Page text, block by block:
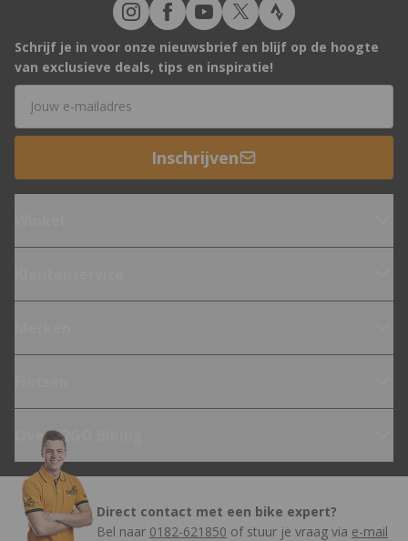
Schrijf je in voor onze nieuwsbrief en blijf op de hoogte
van exclusieve deals, tips en inspiratie!
E-mailadres
Inschrijven
Over 12GO Biking
Direct contact met een bike expert?
Bel naar 0182-621850 of stuur je vraag via e-mail